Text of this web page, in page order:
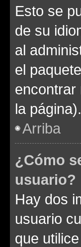
Esto se
de su
al
el
encontrar
la página).
Arriba
¿Cómo
usuario?
Hay dos
usuario
que